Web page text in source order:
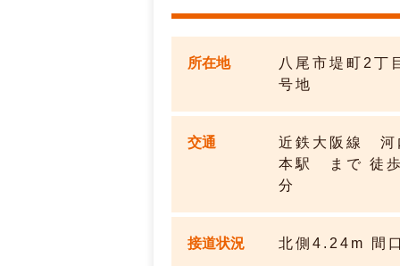
所在地
八尾市堤町2丁
号地
交通
近鉄大阪線 河
本駅 まで 徒
分
接道状況 北側4.24m 間